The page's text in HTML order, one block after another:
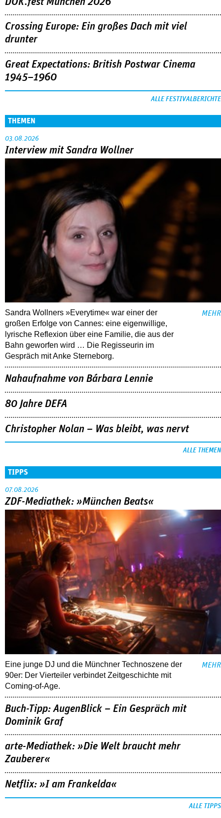
Crossing Europe: Ein großes Dach mit viel
drunter
Great Expectations: British Postwar Cinema
1945–1960
ALLE FESTIVALBERICHTE
THEMEN
03.08.2026
Interview mit Sandra Wollner
Sandra Wollners »Everytime« war einer der
großen Erfolge von Cannes: eine eigenwillige,
lyrische Reflexion über eine ­Familie, die aus der
Bahn geworfen wird … Die Regisseurin im
Gespräch mit Anke Sterneborg.
MEHR
Nahaufnahme von Bárbara Lennie
80 Jahre DEFA
Christopher Nolan – Was bleibt, was nervt
ALLE THEMEN
TIPPS
07.08.2026
ZDF-Mediathek: »München Beats«
Eine junge DJ und die Münchner Technoszene der
90er: Der Vierteiler verbindet Zeitgeschichte mit
Coming-of-Age.
MEHR
Buch-Tipp: AugenBlick – Ein Gespräch mit
Dominik Graf
arte-Mediathek: »Die Welt braucht mehr
Zauberer«
Netflix: »I am Frankelda«
ALLE TIPPS